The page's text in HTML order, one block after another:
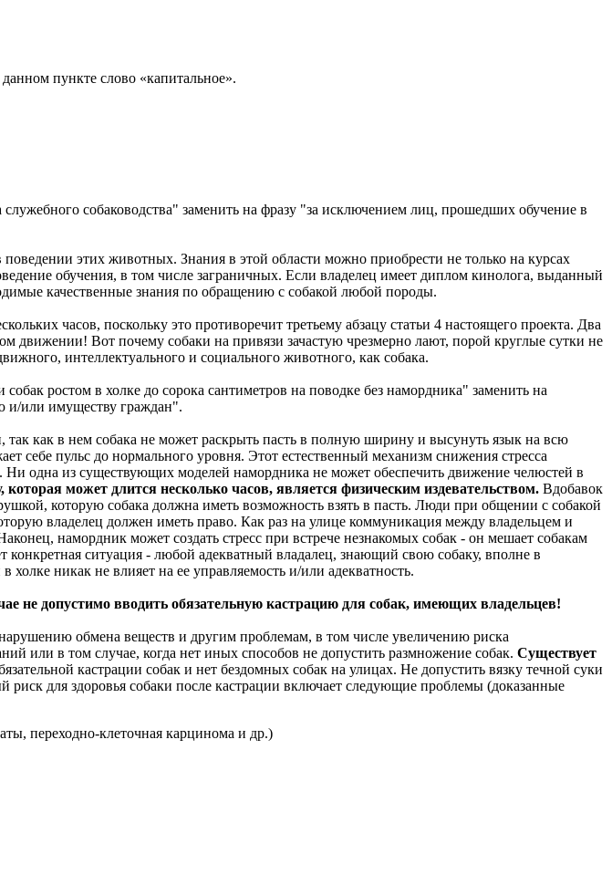
пункте слово «капитальное».
собаководства" заменить на фразу "за исключением лиц, прошедших обучение в
этих животных. Знания в этой области можно приобрести не только на курсах
обучения, в том числе заграничных. Если владелец имеет диплом кинолога, выданный
качественные знания по обращению с собакой любой породы.
часов, поскольку это противоречит третьему абзацу статьи 4 настоящего проекта. Два
движении! Вот почему собаки на привязи зачастую чрезмерно лают, порой круглые сутки не
интеллектуального и социального животного, как собака.
ростом в холке до сорока сантиметров на поводке без намордника" заменить на
и/или имуществу граждан".
как в нем собака не может раскрыть пасть в полную ширину и высунуть язык на всю
себе пульс до нормального уровня. Этот естественный механизм снижения стресса
одна из существующих моделей намордника не может обеспечить движение челюстей в
может длится несколько часов, является физическим издевательством. Вдобавок
которую собака должна иметь возможность взять в пасть. Люди при общении с собакой
владелец должен иметь право. Как раз на улице коммуникация между владельцем и
намордник может создать стресс при встрече незнакомых собак - он мешает собакам
конкретная ситуация - любой адекватный владалец, знающий свою собаку, вполне в
никак не влияет на ее управляемость и/или адекватность.
не допустимо вводить обязательную кастрацию для собак, имеющих владельцев!
обмена веществ и другим проблемам, в том числе увеличению риска
или в том случае, когда нет иных способов не допустить размножение собак. Существует
кастрации собак и нет бездомных собак на улицах. Не допустить вязку течной суки
для здоровья собаки после кастрации включает следующие проблемы (доказанные
переходно-клеточная карцинома и др.)